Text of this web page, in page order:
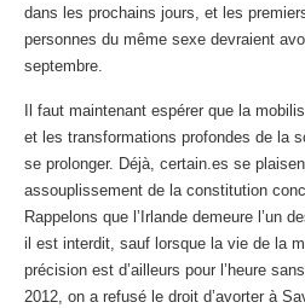
dans les prochains jours, et les
personnes du même sexe devraient
septembre.
Il faut maintenant espérer que la
et les transformations profondes de la
se prolonger. Déjà, certain.es se
assouplissement de la constitution
Rappelons que l’Irlande demeure l’un
il est interdit, sauf lorsque la vie de la
précision est d’ailleurs pour l’heure
2012, on a refusé le droit d’avorter à